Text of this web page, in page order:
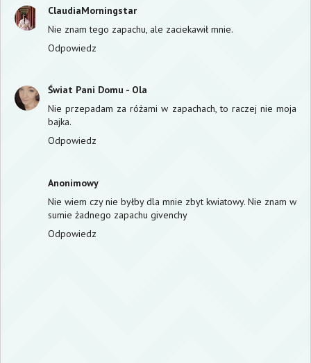
ClaudiaMorningstar
Nie znam tego zapachu, ale zaciekawił mnie.
Odpowiedz
Świat Pani Domu - Ola
Nie przepadam za różami w zapachach, to raczej nie moja
bajka.
Odpowiedz
Anonimowy
Nie wiem czy nie byłby dla mnie zbyt kwiatowy. Nie znam w
sumie żadnego zapachu givenchy
Odpowiedz